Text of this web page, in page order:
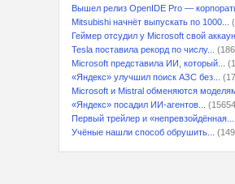
Вышел релиз OpenIDE Pro —
Mitsubishi начнёт выпускать по 1000...
Геймер отсудил у Microsoft свой
Tesla поставила рекорд по числу...
Microsoft представила ИИ, который...
«Яндекс» улучшил поиск АЗС без...
Microsoft и Mistral обменяются
«Яндекс» посадил ИИ-агентов...
Первый трейлер и «непревзойдённая...
Учёные нашли способ обрушить...